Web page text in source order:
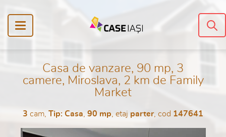
Casa de vanzare, 90 mp, 3
camere, Miroslava, 2 km de Family
Market
3 cam, Tip: Casa 90 mp , etaj parter, cod 147641